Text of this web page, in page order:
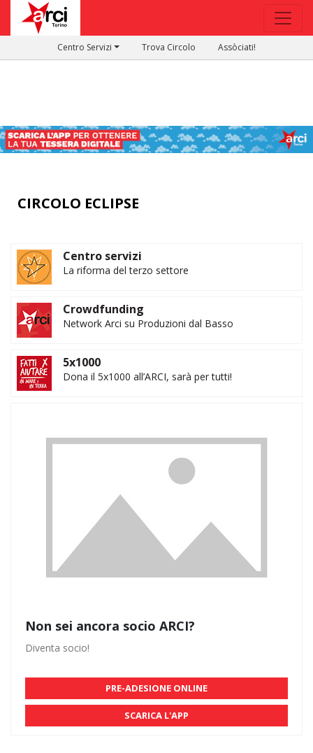
Centro Servizi Trova Circolo Assòciati!
CIRCOLO ECLIPSE
Centro servizi
La riforma del terzo settore
Crowdfunding
Network Arci su Produzioni dal Basso
5x1000
Dona il 5x1000 all’ARCI, sarà per tutti!
Non sei ancora socio ARCI?
Diventa socio!
PRE-ADESIONE ONLINE
SCARICA L'APP